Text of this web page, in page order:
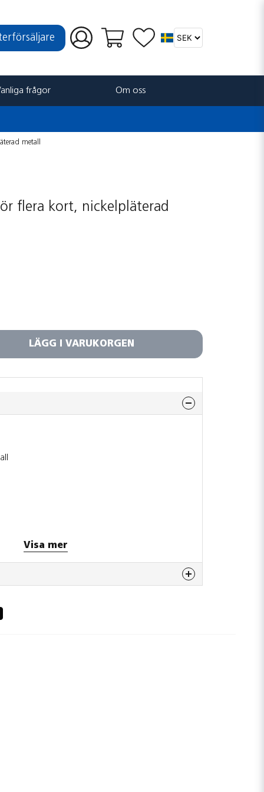
frågor Om oss
metall
flera kort, nickelpläterad
LÄGG I VARUKORGEN
Visa mer
denna produkten...